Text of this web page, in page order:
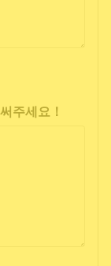
주세요！